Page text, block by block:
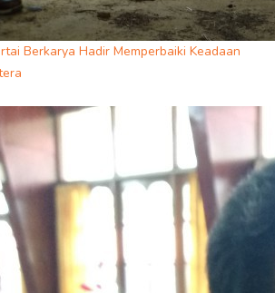
Berkarya Hadir Memperbaiki Keadaan